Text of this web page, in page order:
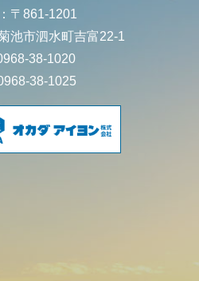
〒861-1201
池市泗水町吉富22-1
38-1020
38-1025